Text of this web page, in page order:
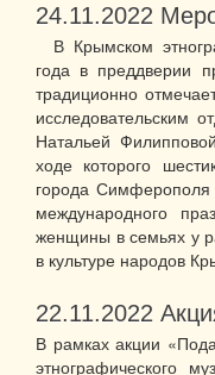
24.11.2022
В Крымском
года в преддверии
традиционно
исследовательским
Натальей
ходе которого
города Симферополя
международного
женщины в семьях у
в культуре народов
22.11.2022
В рамках акции
этнографического